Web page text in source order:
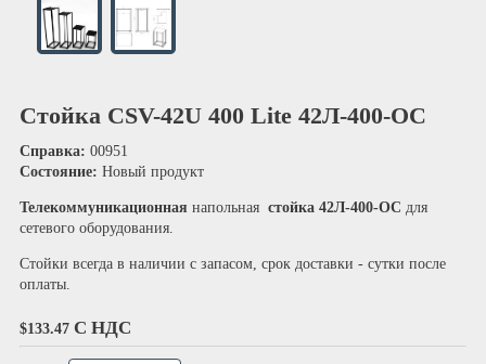
Стойка CSV-42U 400 Lite 42Л-400-ОС
Справка: 00951
Состояние: Новый продукт
Телекоммуникационная напольная стойка 42Л-400-ОС для
сетевого оборудования.
Стойки всегда в наличии с запасом, срок доставки - сутки после
оплаты.
$133.47 С НДС